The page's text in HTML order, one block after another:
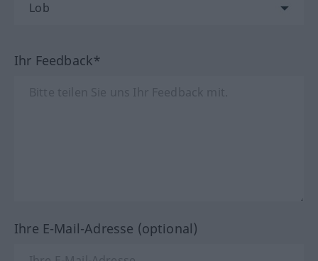
Ihr Feedback*
Ihre E-Mail-Adresse (optional)